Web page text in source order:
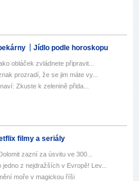
Jídlo podle horoskopu
obláček zvládnete připravit...
prozradí, že se jim máte vy...
Zkuste k zelenině přida...
filmy a seriály
zazní za úsvitu ve 300...
z nejdražších v Evropě! Lev...
moře v magickou říši